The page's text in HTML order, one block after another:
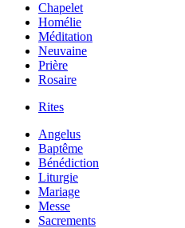
Chapelet
Homélie
Méditation
Neuvaine
Prière
Rosaire
Rites
Angelus
Baptême
Bénédiction
Liturgie
Mariage
Messe
Sacrements